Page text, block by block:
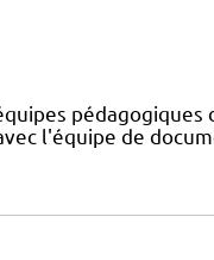
l'équipe de